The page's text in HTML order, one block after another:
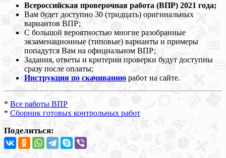
Всероссийская проверочная работа (ВПР) 2021 года;
Вам будет доступно 30 (тридцать) оригинальных
вариантов ВПР;
С большой вероятностью многие разобранные
экзаменационные (типовые) варианты и примеры
попадутся Вам на официальном ВПР;
Задания, ответы и критерии проверки будут доступны
сразу после оплаты;
Инструкция по скачиванию работ на сайте.
* Все работы ВПР
* Сборник готовых контрольных работ
Поделиться: